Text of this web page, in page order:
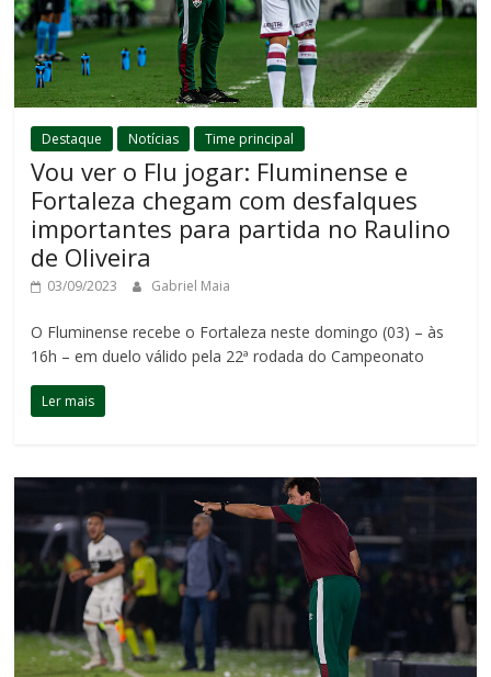
Destaque Notícias Time principal
Vou ver o Flu jogar: Fluminense e
Fortaleza chegam com desfalques
importantes para partida no Raulino
de Oliveira
03/09/2023 Gabriel Maia
O Fluminense recebe o Fortaleza neste domingo (03) – às
16h – em duelo válido pela 22ª rodada do Campeonato
Ler mais